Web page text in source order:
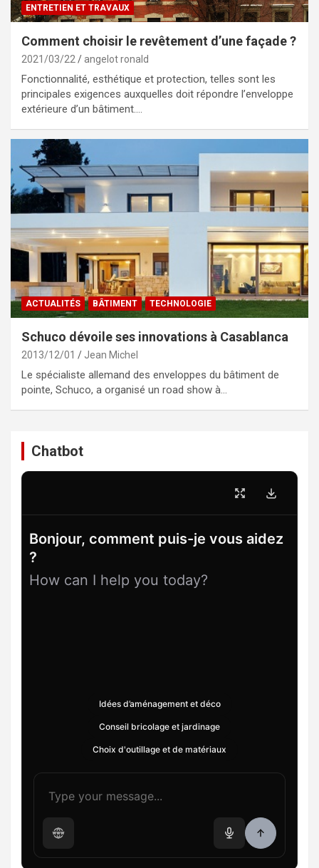
ENTRETIEN ET TRAVAUX
Comment choisir le revêtement d’une façade ?
2021/03/22 angelot ronald
Fonctionnalité, esthétique et protection, telles sont les
principales exigences auxquelles doit répondre l’enveloppe
extérieure d’un bâtiment.…
ACTUALITÉS BÂTIMENT TECHNOLOGIE
Schuco dévoile ses innovations à Casablanca
2013/12/01 Jean Michel
Le spécialiste allemand des enveloppes du bâtiment de
pointe, Schuco, a organisé un road show à…
Chatbot
Bonjour, comment puis-je vous aidez
?
How can I help you today?
Idées d’aménagement et déco
Conseil bricolage et jardinage
Choix d'outillage et de matériaux